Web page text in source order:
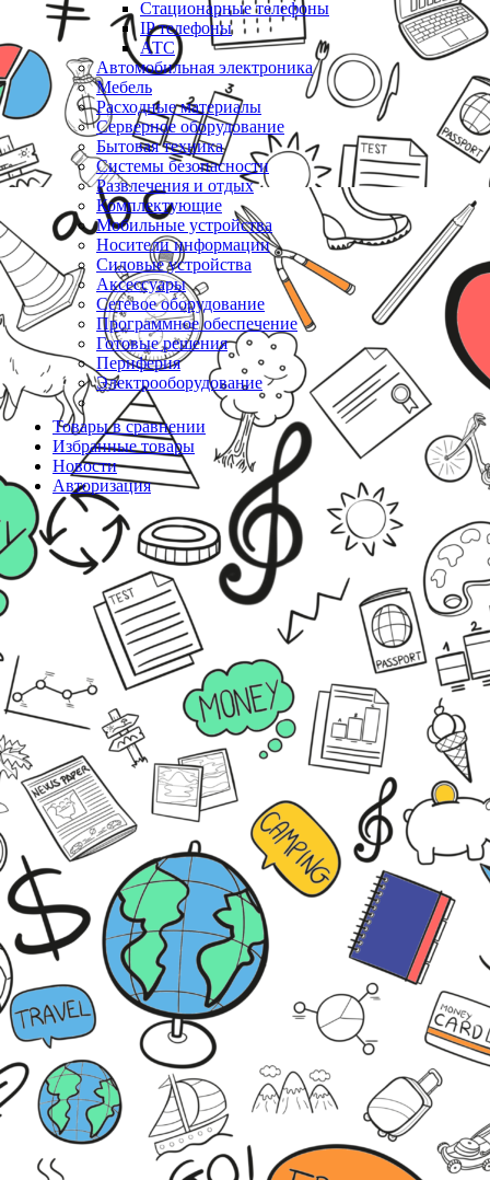
Стационарные телефоны
IP телефоны
АТС
Автомобильная электроника
Мебель
Расходные материалы
Серверное оборудование
Бытовая техника
Системы безопасности
Развлечения и отдых
Комплектующие
Мобильные устройства
Носители информации
Силовые устройства
Аксессуары
Сетевое оборудование
Программное обеспечение
Готовые решения
Периферия
Электрооборудование
Товары в сравнении
Избранные товары
Новости
Авторизация